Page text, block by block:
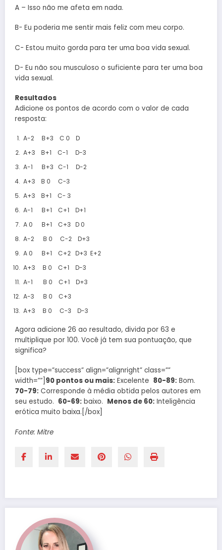
A – Isso não me afeta em nada.
B- Eu poderia me sentir mais feliz com meu corpo.
C- Estou muito gorda para ter uma boa vida sexual.
D- Eu não sou musculoso o suficiente para ter uma boa
vida sexual.
Resultados
Adicione os pontos de acordo com o valor de cada
resposta:
A-2 B+3 C 0 D
A+3 B+1 C-1 D-3
A-1 B+3 C-1 D-2
A+3 B 0 C-3
A+3 B+1 C- 3
A-1 B+1 C+1 D+1
A 0 B+1 C+3 D 0
A-2 B 0 C-2 D+3
A 0 B+1 C+2 D+3 E+2
A+3 B 0 C+1 D-3
A-1 B 0 C+1 D+3
A-3 B 0 C+3
A+3 B 0 C-3 D-3
Agora adicione 26 ao resultado, divida por 63 e
multiplique por 100. Você já tem sua pontuação, que
significa?
[box type=”success” align=”alignright” class=””
width=””] 90 pontos ou mais: Excelente 80-89: Bom.
70-79: Corresponde à média obtida pelos autores em
seu estudo. 60-69: baixo. Menos de 60: Inteligência
erótica muito baixa.[/box]
Fonte: Mitre